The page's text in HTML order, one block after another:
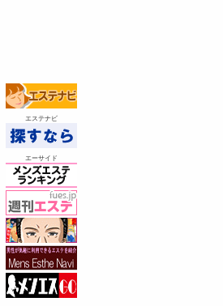
エステナビ
エーサイド